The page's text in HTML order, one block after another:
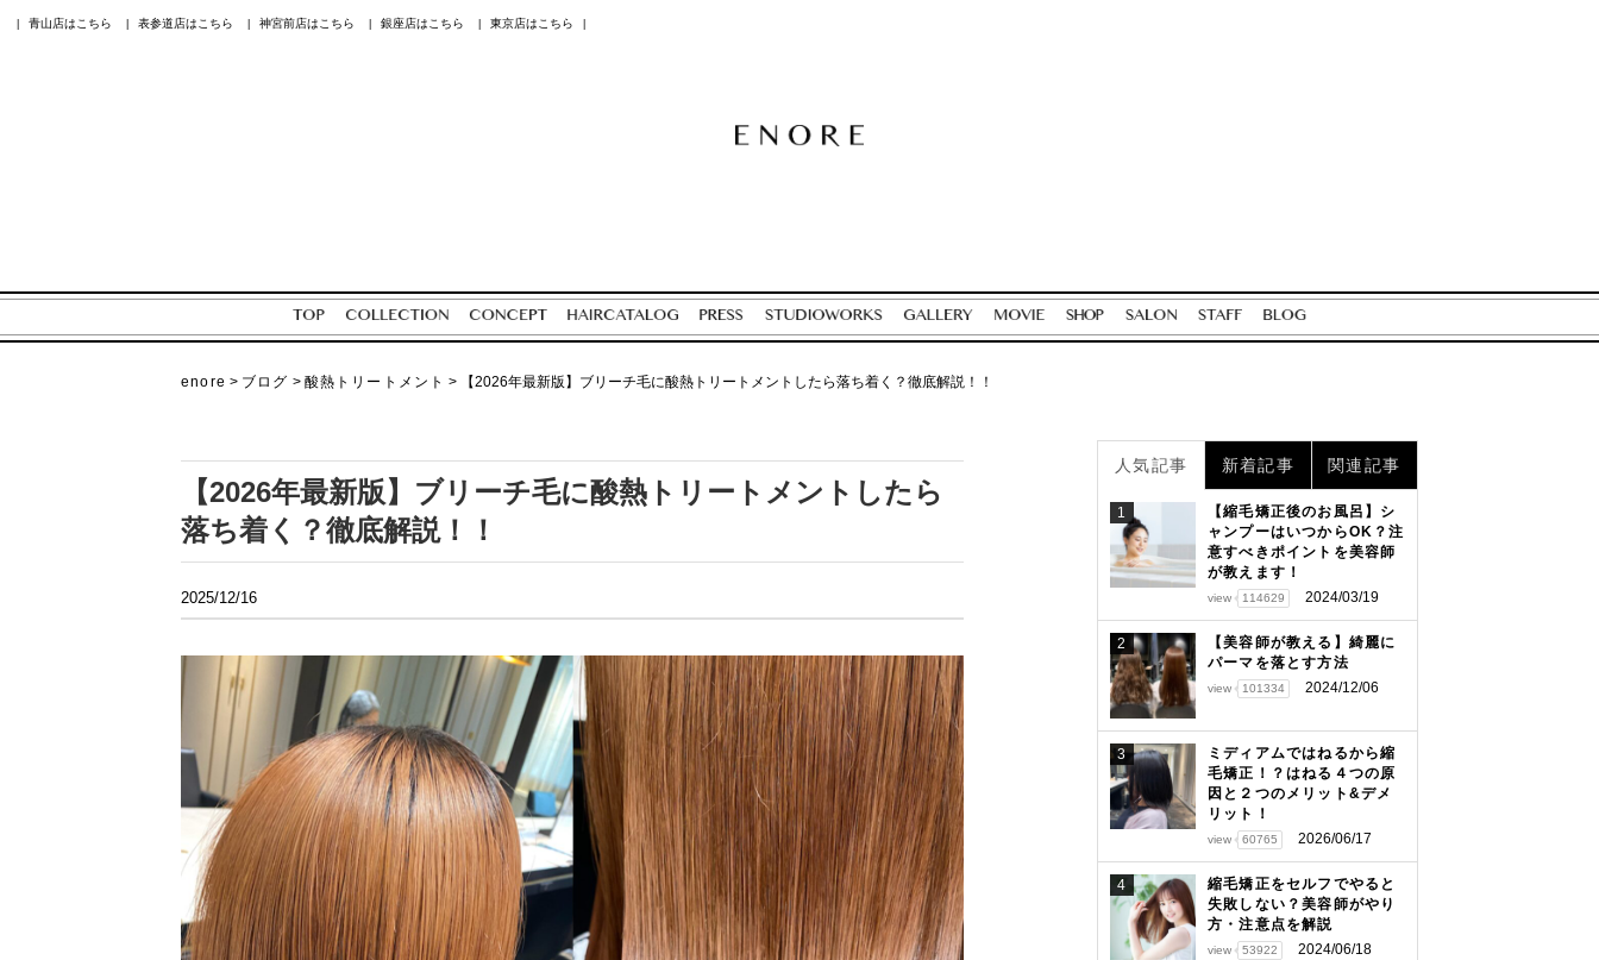
青山店はこちら 表参道店はこちら 神宮前店はこちら 銀座店はこちら 東京店はこちら
enore > ブログ > 酸熱トリートメント > 【2026年最新版】ブリーチ毛に酸熱トリートメントしたら落ち着く？徹底解説！！
【2026年最新版】ブリーチ毛に酸熱トリートメントしたら
落ち着く？徹底解説！！
2025/12/16
人気記事 新着記事 関連記事
1
【縮毛矯正後のお風呂】シ
ャンプーはいつからOK？注
意すべきポイントを美容師
が教えます！
view 114629 2024/03/19
2
【美容師が教える】綺麗に
パーマを落とす方法
view 101334 2024/12/06
3
ミディアムではねるから縮
毛矯正！？はねる４つの原
因と２つのメリット&デメ
リット！
view 60765 2026/06/17
4
縮毛矯正をセルフでやると
失敗しない？美容師がやり
方・注意点を解説
view 53922 2024/06/18